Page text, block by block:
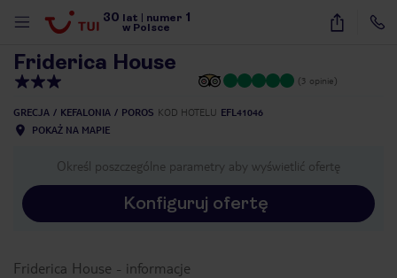
30 lat numer 1
w Polsce
7
Friderica House
(3 opinie)
GRECJA KEFALONIA POROS KOD HOTELU EFL41046
POKAŻ NA MAPIE
Określ poszczególne parametry aby wyświetlić ofertę
Konfiguruj ofertę
Friderica House - informacje